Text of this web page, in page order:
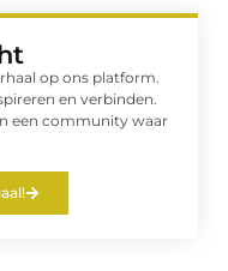
op ons platform.
en verbinden.
een community waar